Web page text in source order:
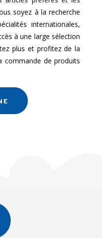
soyez à la recherche
internationales,
à une large sélection
plus et profitez de la
commande de produits